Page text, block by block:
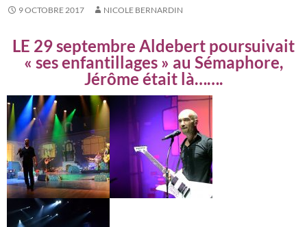
9 OCTOBRE 2017 NICOLE BERNARDIN
LE 29 septembre Aldebert poursuivait
« ses enfantillages » au Sémaphore,
Jérôme était là…….